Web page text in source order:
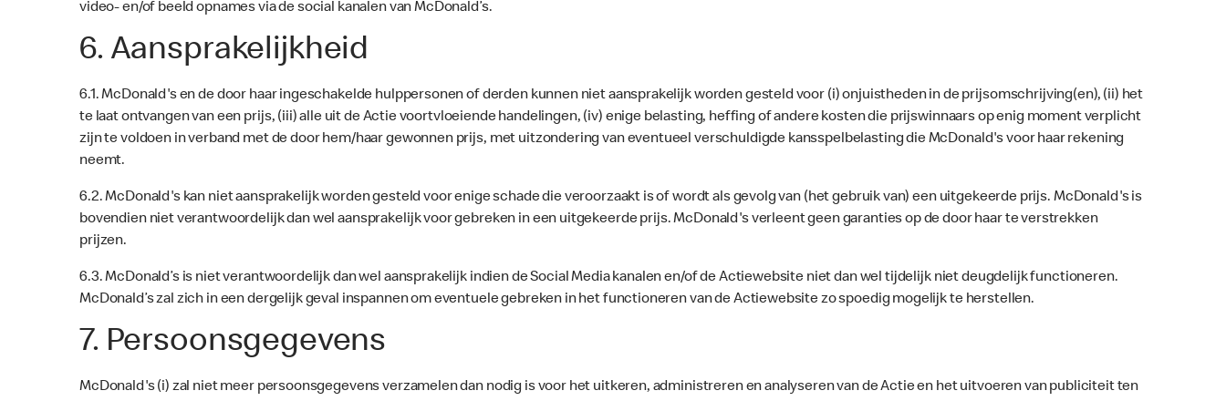
video- en/of beeld opnames via de social kanalen van McDonald’s.
6. Aansprakelijkheid
6.1. McDonald's en de door haar ingeschakelde hulppersonen of derden kunnen niet aansprakelijk worden gesteld voor (i) onjuistheden in de prijsomschrijving(en), (ii) het
te laat ontvangen van een prijs, (iii) alle uit de Actie voortvloeiende handelingen, (iv) enige belasting, heffing of andere kosten die prijswinnaars op enig moment verplicht
zijn te voldoen in verband met de door hem/haar gewonnen prijs, met uitzondering van eventueel verschuldigde kansspelbelasting die McDonald's voor haar rekening
neemt.
6.2. McDonald's kan niet aansprakelijk worden gesteld voor enige schade die veroorzaakt is of wordt als gevolg van (het gebruik van) een uitgekeerde prijs. McDonald's is
bovendien niet verantwoordelijk dan wel aansprakelijk voor gebreken in een uitgekeerde prijs. McDonald's verleent geen garanties op de door haar te verstrekken
prijzen.
6.3. McDonald’s is niet verantwoordelijk dan wel aansprakelijk indien de Social Media kanalen en/of de Actiewebsite niet dan wel tijdelijk niet deugdelijk functioneren.
McDonald’s zal zich in een dergelijk geval inspannen om eventuele gebreken in het functioneren van de Actiewebsite zo spoedig mogelijk te herstellen.
7. Persoonsgegevens
McDonald's (i) zal niet meer persoonsgegevens verzamelen dan nodig is voor het uitkeren, administreren en analyseren van de Actie en het uitvoeren van publiciteit ten